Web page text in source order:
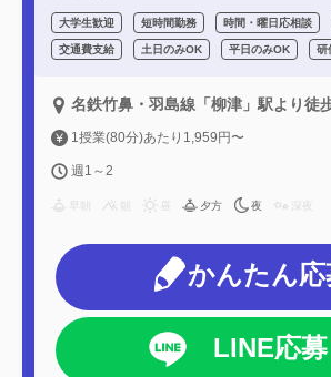
大学生歓迎 短時間勤務 時間・曜日応相談
交通費支給 土日のみOK 平日のみOK 研
名鉄竹鼻・羽島線「柳津」駅より徒
1授業(80分)あたり1,959円〜
週1～2
早朝 夕方 夜 深夜
かんたん応
LINE応募